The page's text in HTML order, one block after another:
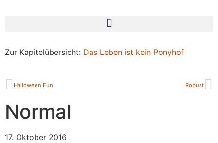
Zur Kapitelübersicht: Das Leben ist kein Ponyhof
Halloween Fun Robust
Normal
17. Oktober 2016